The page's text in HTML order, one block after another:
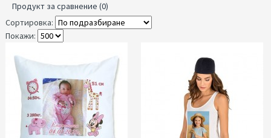
Продукт за сравнение (0)
Сортировка:
Покажи: